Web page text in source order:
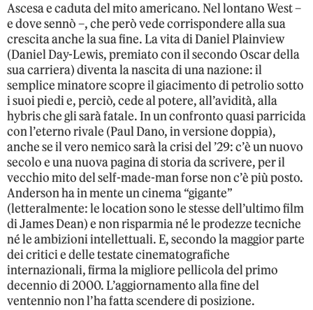
Ascesa e caduta del mito americano. Nel lontano West –
e dove sennò –, che però vede corrispondere alla sua
crescita anche la sua fine. La vita di Daniel Plainview
(Daniel Day-Lewis, premiato con il secondo Oscar della
sua carriera) diventa la nascita di una nazione: il
semplice minatore scopre il giacimento di petrolio sotto
i suoi piedi e, perciò, cede al potere, all’avidità, alla
hybris che gli sarà fatale. In un confronto quasi parricida
con l’eterno rivale (Paul Dano, in versione doppia),
anche se il vero nemico sarà la crisi del ’29: c’è un nuovo
secolo e una nuova pagina di storia da scrivere, per il
vecchio mito del self-made-man forse non c’è più posto.
Anderson ha in mente un cinema “gigante”
(letteralmente: le location sono le stesse dell’ultimo film
di James Dean) e non risparmia né le prodezze tecniche
né le ambizioni intellettuali. E, secondo la maggior parte
dei critici e delle testate cinematografiche
internazionali, firma la migliore pellicola del primo
decennio di 2000. L’aggiornamento alla fine del
ventennio non l’ha fatta scendere di posizione.